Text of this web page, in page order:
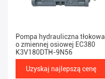
Pompa hydrauliczna tłokowa
o zmiennej osiowej EC380
K3V180DTH-9N56
Uzyskaj najlepszą cenę